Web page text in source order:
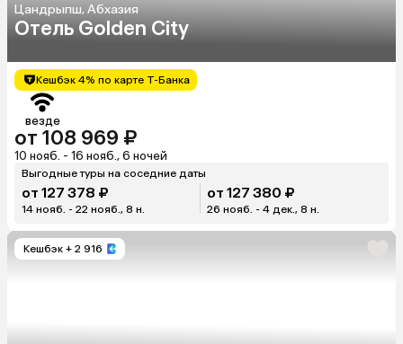
Цандрыпш, Абхазия
Отель Golden City
Кешбэк 4% по карте Т-Банка
везде
от 108 969 ₽
10 нояб. - 16 нояб., 6 ночей
Выгодные туры на соседние даты
от 127 378 ₽
14 нояб. - 22 нояб., 8 н.
от 127 380 ₽
26 нояб. - 4 дек., 8 н.
Кешбэк + 2 916